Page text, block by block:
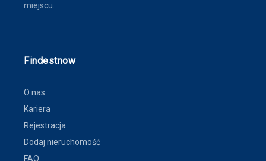
miejscu.
Findestnow
O nas
Kariera
Rejestracja
Dodaj nieruchomość
FAQ